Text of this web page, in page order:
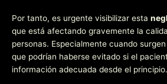
Por tanto, es urgente visibilizar esta
que está afectando gravemente la
personas. Especialmente cuando surgen
que podrían haberse evitado si el
información adecuada desde el principio.